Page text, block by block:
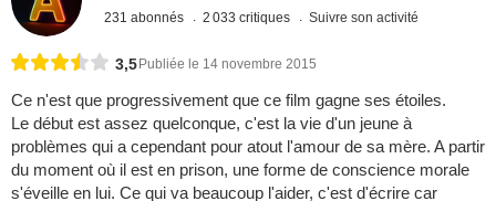
231 abonnés 2 033 critiques Suivre son activité
3,5Publiée le 14 novembre 2015
Ce n'est que progressivement que ce film gagne ses étoiles.
Le début est assez quelconque, c'est la vie d'un jeune à
problèmes qui a cependant pour atout l'amour de sa mère. A partir
du moment où il est en prison, une forme de conscience morale
s'éveille en lui. Ce qui va beaucoup l'aider, c'est d'écrire car